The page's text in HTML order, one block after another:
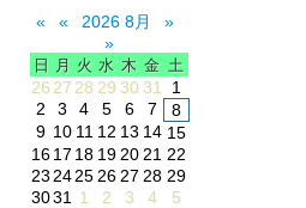
« « 2026 8月
»
»
日 月 火 水 木 金 土
26 27 28 29 30 31
1
2
3 4 5 6 7
8
9 10 11 12 13 14 15
1617 18 19 20 21 22
232425 26 27 28 29
3031 1 2 3 4 5